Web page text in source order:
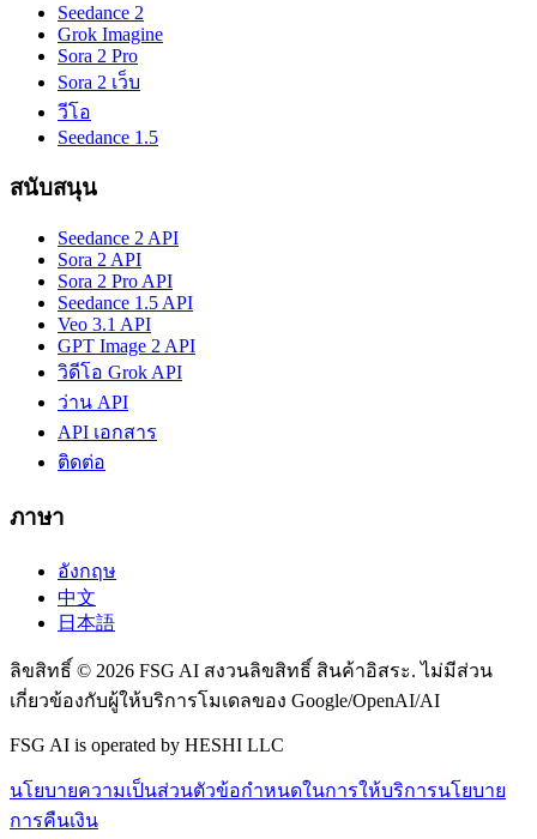
Seedance 2
Grok Imagine
Sora 2 Pro
Sora 2 เว็บ
วีโอ
Seedance 1.5
สนับสนุน
Seedance 2 API
Sora 2 API
Sora 2 Pro API
Seedance 1.5 API
Veo 3.1 API
GPT Image 2 API
วิดีโอ Grok API
ว่าน API
API เอกสาร
ติดต่อ
ภาษา
อังกฤษ
中文
日本語
ลิขสิทธิ์ © 2026 FSG AI สงวนลิขสิทธิ์ สินค้าอิสระ. ไม่มีส่วน
เกี่ยวข้องกับผู้ให้บริการโมเดลของ Google/OpenAI/AI
FSG AI is operated by HESHI LLC
นโยบายความเป็นส่วนตัวข้อกำหนดในการให้บริการนโยบาย
การคืนเงิน